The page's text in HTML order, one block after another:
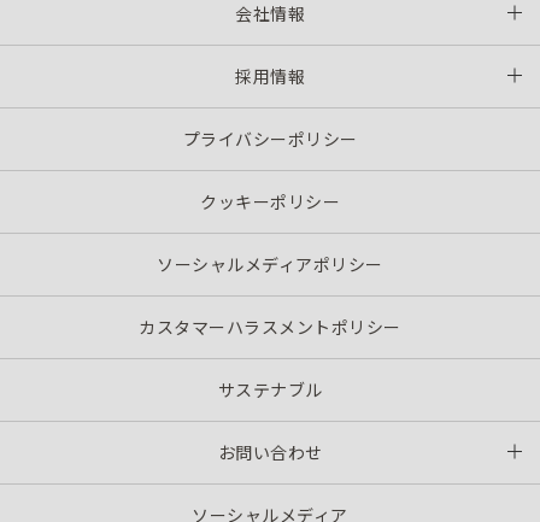
会社情報
採用情報
プライバシーポリシー
クッキーポリシー
ソーシャルメディアポリシー
カスタマーハラスメントポリシー
サステナブル
お問い合わせ
ソーシャルメディア